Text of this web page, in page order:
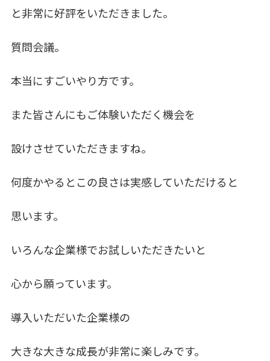
と非常に好評をいただきました。
質問会議。
本当にすごいやり方です。
また皆さんにもご体験いただく機会を
設けさせていただきますね。
何度かやるとこの良さは実感していただけると
思います。
いろんな企業様でお試しいただきたいと
心から願っています。
導入いただいた企業様の
大きな大きな成長が非常に楽しみです。